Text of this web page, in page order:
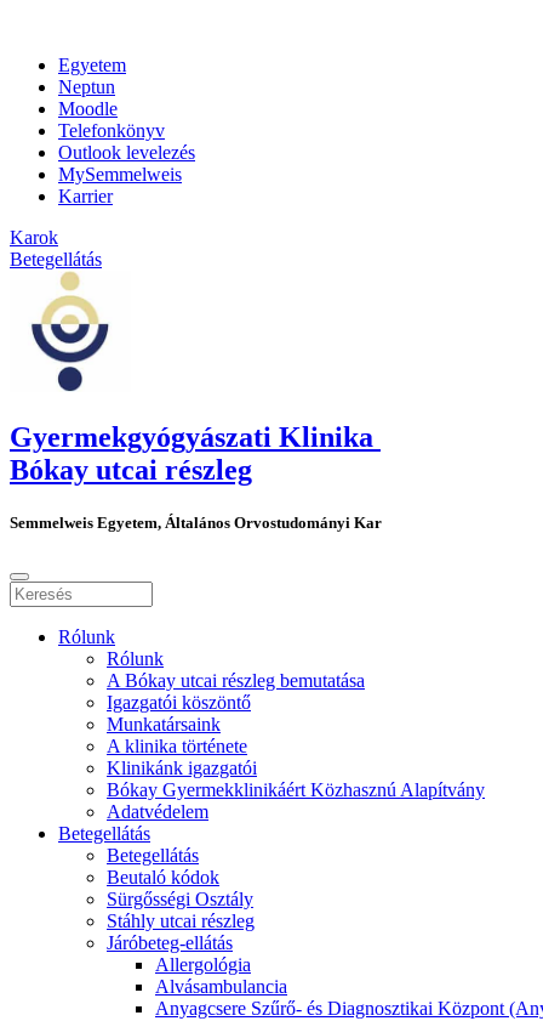
Egyetem
Neptun
Moodle
Telefonkönyv
Outlook levelezés
MySemmelweis
Karrier
Karok
Betegellátás
Gyermekgyógyászati Klinika
Bókay utcai részleg
Semmelweis Egyetem, Általános Orvostudományi Kar
Rólunk
Rólunk
A Bókay utcai részleg bemutatása
Igazgatói köszöntő
Munkatársaink
A klinika története
Klinikánk igazgatói
Bókay Gyermekklinikáért Közhasznú Alapítvány
Adatvédelem
Betegellátás
Betegellátás
Beutaló kódok
Sürgősségi Osztály
Stáhly utcai részleg
Járóbeteg-ellátás
Allergológia
Alvásambulancia
Anyagcsere Szűrő- és Diagnosztikai Központ